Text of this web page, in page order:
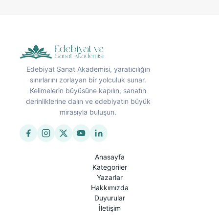
Edebiyat Sanat Akademisi, yaratıcılığın
sınırlarını zorlayan bir yolculuk sunar.
Kelimelerin büyüsüne kapılın, sanatın
derinliklerine dalın ve edebiyatın büyük
mirasıyla buluşun.
Anasayfa
Kategoriler
Yazarlar
Hakkımızda
Duyurular
İletişim